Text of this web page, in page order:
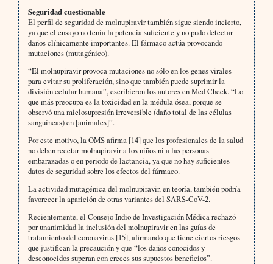
Seguridad cuestionable
El perfil de seguridad de molnupiravir también sigue siendo incierto,
ya que el ensayo no tenía la potencia suficiente y no pudo detectar
daños clínicamente importantes. El fármaco actúa provocando
mutaciones (mutagénico).
“El molnupiravir provoca mutaciones no sólo en los genes virales
para evitar su proliferación, sino que también puede suprimir la
división celular humana”, escribieron los autores en Med Check. “Lo
que más preocupa es la toxicidad en la médula ósea, porque se
observó una mielosupresión irreversible (daño total de las células
sanguíneas) en [animales]”.
Por este motivo, la OMS afirma [14] que los profesionales de la salud
no deben recetar molnupiravir a los niños ni a las personas
embarazadas o en periodo de lactancia, ya que no hay suficientes
datos de seguridad sobre los efectos del fármaco.
La actividad mutagénica del molnupiravir, en teoría, también podría
favorecer la aparición de otras variantes del SARS-CoV-2.
Recientemente, el Consejo Indio de Investigación Médica rechazó
por unanimidad la inclusión del molnupiravir en las guías de
tratamiento del coronavirus [15], afirmando que tiene ciertos riesgos
que justifican la precaución y que “los daños conocidos y
desconocidos superan con creces sus supuestos beneficios”.